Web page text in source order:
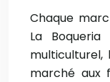
Chaque
La
multiculturel,
marché aux